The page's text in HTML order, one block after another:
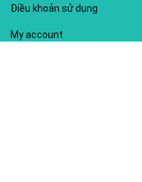
Điều khoản sử dụng
My account